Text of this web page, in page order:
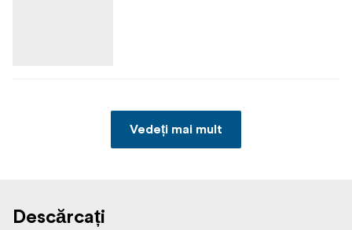
Vedeți mai mult
Descărcați